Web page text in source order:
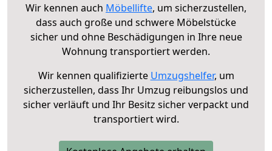
Wir kennen auch Möbellifte, um sicherzustellen,
dass auch große und schwere Möbelstücke
sicher und ohne Beschädigungen in Ihre neue
Wohnung transportiert werden.
Wir kennen qualifizierte Umzugshelfer, um
sicherzustellen, dass Ihr Umzug reibungslos und
sicher verläuft und Ihr Besitz sicher verpackt und
transportiert wird.